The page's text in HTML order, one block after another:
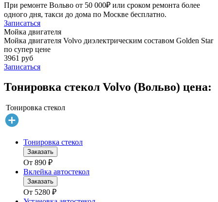
При ремонте Вольво от 50 000₽ или сроком ремонта более
одного дня, такси до дома по Москве бесплатно.
Записаться
Мойка двигателя
Мойка двигателя Volvo диэлектрическим составом Golden Star
по супер цене
3961 руб
Записаться
Тонировка стекол Volvo (Вольво) цена:
Тонировка стекол
Тонировка стекол
Заказать
От 890 ₽
Вклейка автостекол
Заказать
От 5280 ₽